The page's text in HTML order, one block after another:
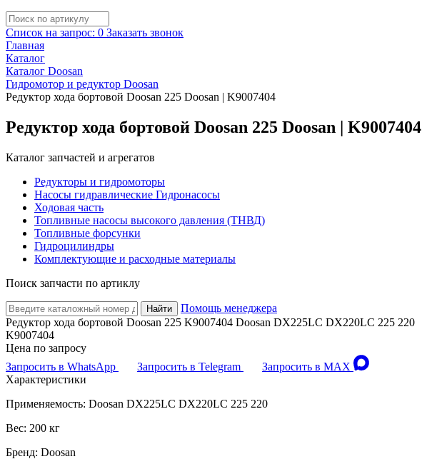
Список на запрос: 0 Заказать звонок
Главная
Каталог
Каталог Doosan
Гидромотор и редуктор Doosan
Редуктор хода бортовой Doosan 225 Doosan | K9007404
Редуктор хода бортовой Doosan 225 Doosan | K9007404
Каталог запчастей и агрегатов
Редукторы и гидромоторы
Насосы гидравлические Гидронасосы
Ходовая часть
Топливные насосы высокого давления (ТНВД)
Топливные форсунки
Гидроцилиндры
Комплектующие и расходные материалы
Поиск запчасти по артиклу
Найти
Помощь менеджера
Редуктор хода бортовой Doosan 225 K9007404 Doosan DX225LC DX220LC 225 220
K9007404
Цена по запросу
Запросить в WhatsApp
Запросить в Telegram
Запросить в MAX
Характеристики
Применяемость: Doosan DX225LC DX220LC 225 220
Вес: 200 кг
Бренд: Doosan